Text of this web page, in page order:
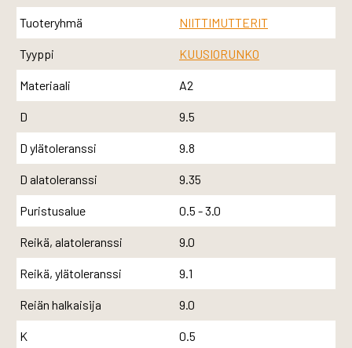
Tuoteryhmä NIITTIMUTTERIT
Tyyppi KUUSIORUNKO
Materiaali A2
D 9.5
D ylätoleranssi 9.8
D alatoleranssi 9.35
Puristusalue 0.5 - 3.0
Reikä, alatoleranssi 9.0
Reikä, ylätoleranssi 9.1
Reiän halkaisija 9.0
K 0.5